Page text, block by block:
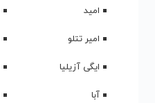
امید
امیر تتلو
ایگی آزیلیا
آبا